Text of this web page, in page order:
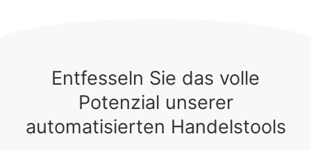
Entfesseln Sie das volle
Potenzial unserer
automatisierten Handelstools